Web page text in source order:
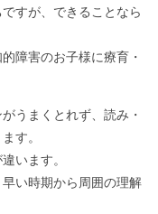
すが、できることなら
障害のお子様に療育・
うまくとれず、読み・
す。
います。
い時期から周囲の理解